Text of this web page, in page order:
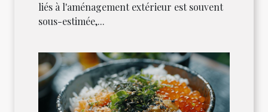
liés à l'aménagement extérieur est souvent
sous-estimée,...